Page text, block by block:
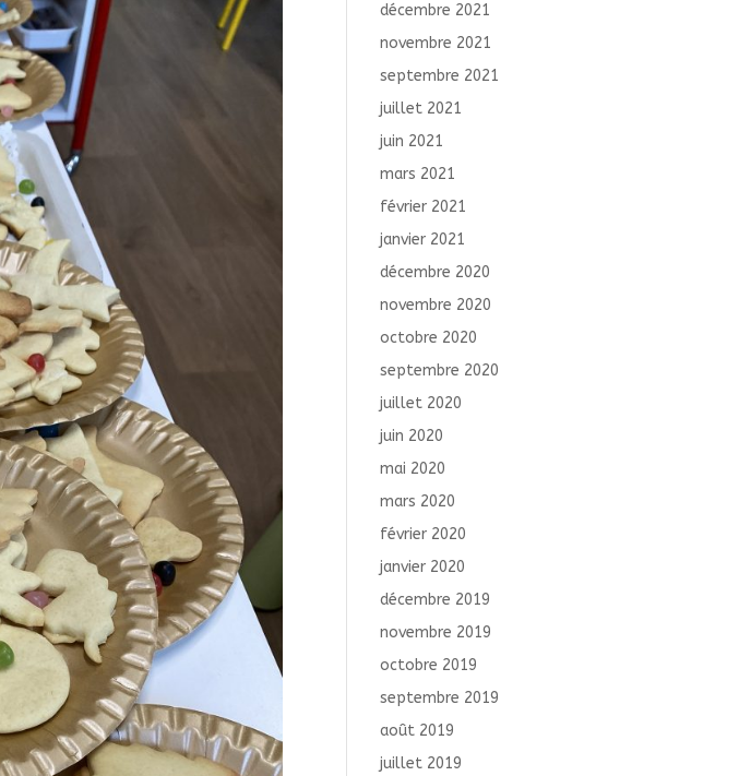
décembre 2021
novembre 2021
septembre 2021
juillet 2021
juin 2021
mars 2021
février 2021
janvier 2021
décembre 2020
novembre 2020
octobre 2020
septembre 2020
juillet 2020
juin 2020
mai 2020
mars 2020
février 2020
janvier 2020
décembre 2019
novembre 2019
octobre 2019
septembre 2019
août 2019
juillet 2019